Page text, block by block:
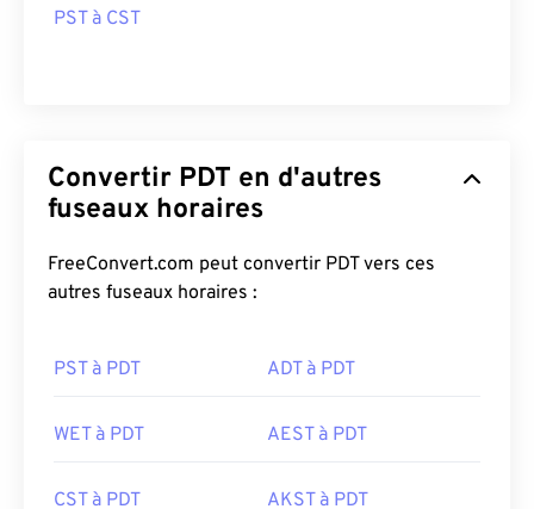
PST à CST
Convertir PDT en d'autres
fuseaux horaires
FreeConvert.com peut convertir PDT vers ces
autres fuseaux horaires :
PST à PDT ADT à PDT
WET à PDT AEST à PDT
CST à PDT AKST à PDT